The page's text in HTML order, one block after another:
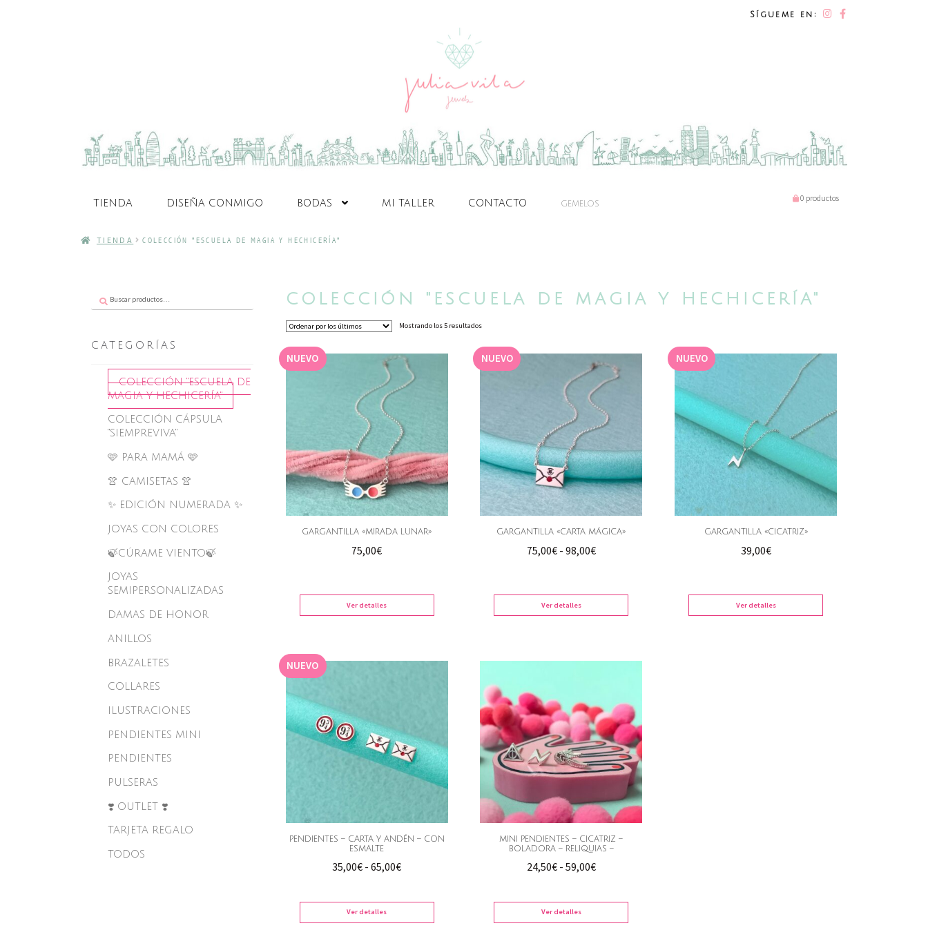
Sígueme en:
TIENDA DISEÑA CONMIGO BODAS MI TALLER CONTACTO GEMELOS
0 productos
TIENDA COLECCIÓN "ESCUELA DE MAGIA Y HECHICERÍA"
por:
CATEGORÍAS
COLECCIÓN "ESCUELA DE
MAGIA Y HECHICERÍA"
COLECCIÓN CÁPSULA
"SIEMPREVIVA"
🩷 PARA MAMÁ 🩷
👚 CAMISETAS 👚
✨ EDICIÓN NUMERADA ✨
JOYAS CON COLORES
🍃CÚRAME VIENTO🍃
JOYAS
SEMIPERSONALIZADAS
DAMAS DE HONOR
ANILLOS
BRAZALETES
COLLARES
ILUSTRACIONES
PENDIENTES MINI
PENDIENTES
PULSERAS
❣️ OUTLET ❣️
TARJETA REGALO
TODOS
COLECCIÓN "ESCUELA DE MAGIA Y HECHICERÍA"
Mostrando los 5 resultadosOrdenado
los
últimos
NUEVO
GARGANTILLA «MIRADA LUNAR»
75,00€
Ver detalles
NUEVO
GARGANTILLA «CARTA MÁGICA»
75,00€ - 98,00€Rango
75,00€
Ver detalles
NUEVO
GARGANTILLA «CICATRIZ»
39,00€
Ver detalles
NUEVO
PENDIENTES – CARTA Y ANDÉN – CON
ESMALTE
35,00€ - 65,00€Rango
precios:
Ver detalles
MINI PENDIENTES – CICATRIZ –
BOLADORA – RELIQUIAS –
24,50€ - 59,00€Rango
precios:
Ver detalles